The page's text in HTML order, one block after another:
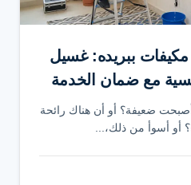
ببريده: غسيل
مع ضمان الخدمة
ضعيفة؟ أو أن هناك رائحة
أو أسوأ من ذلك،...